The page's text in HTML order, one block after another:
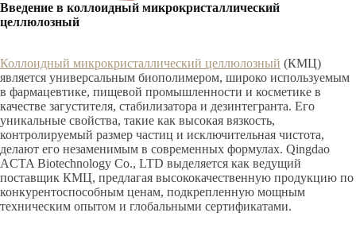
Введение в коллоидный микрокристаллический
целлюлозный
Коллоидный микрокристаллический целлюлозный (КМЦ)
является универсальным биополимером, широко используемым
в фармацевтике, пищевой промышленности и косметике в
качестве загустителя, стабилизатора и дезинтегранта. Его
уникальные свойства, такие как высокая вязкость,
контролируемый размер частиц и исключительная чистота,
делают его незаменимым в современных формулах. Qingdao
ACTA Biotechnology Co., LTD выделяется как ведущий
поставщик КМЦ, предлагая высококачественную продукцию по
конкурентоспособным ценам, подкрепленную мощным
техническим опытом и глобальными сертификатами.